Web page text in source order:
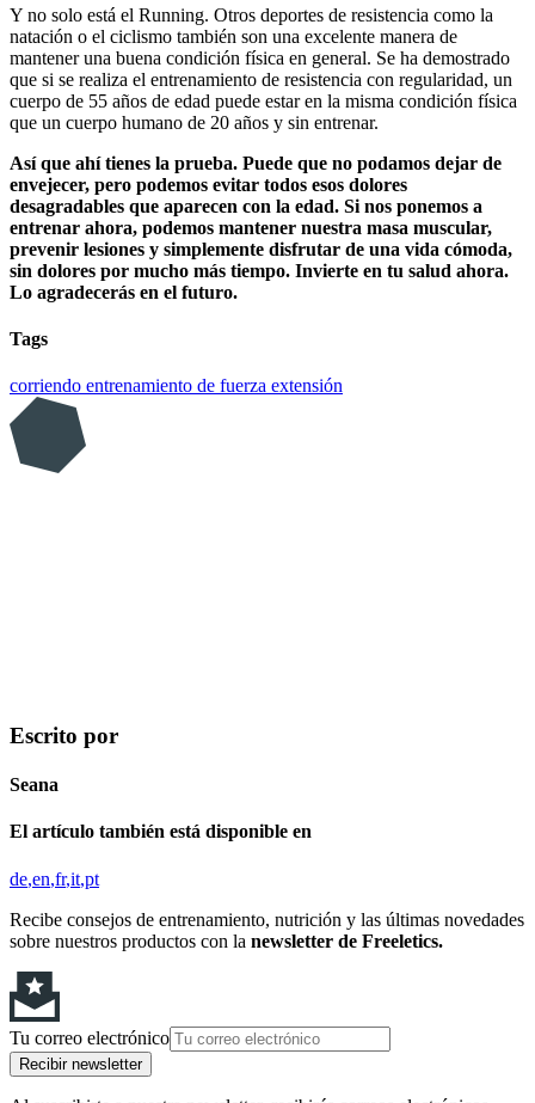
Y no solo está el Running. Otros deportes de resistencia como la
natación o el ciclismo también son una excelente manera de
mantener una buena condición física en general. Se ha demostrado
que si se realiza el entrenamiento de resistencia con regularidad, un
cuerpo de 55 años de edad puede estar en la misma condición física
que un cuerpo humano de 20 años y sin entrenar.
Así que ahí tienes la prueba. Puede que no podamos dejar de
envejecer, pero podemos evitar todos esos dolores
desagradables que aparecen con la edad. Si nos ponemos a
entrenar ahora, podemos mantener nuestra masa muscular,
prevenir lesiones y simplemente disfrutar de una vida cómoda,
sin dolores por mucho más tiempo. Invierte en tu salud ahora.
Lo agradecerás en el futuro.
Tags
corriendo entrenamiento de fuerza extensión
Escrito por
Seana
El artículo también está disponible en
de en fr it pt
Recibe consejos de entrenamiento, nutrición y las últimas novedades
sobre nuestros productos con la newsletter de Freeletics.
Tu correo electrónico
Recibir newsletter